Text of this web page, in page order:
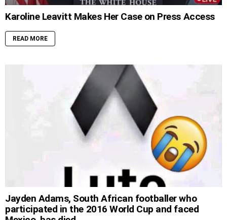
Karoline Leavitt Makes Her Case on Press Access
READ MORE
Jayden Adams, South African footballer who
participated in the 2016 World Cup and faced